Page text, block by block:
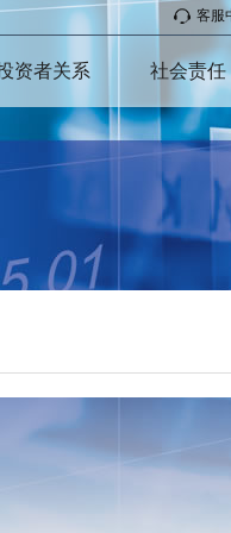
客服
资者关系 社会责任